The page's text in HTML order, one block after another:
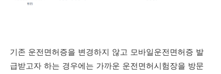
기존 운전면허증을 변경하지 않고 모바일운전면허증 발
급받고자 하는 경우에는 가까운 운전면허시험장을 방문